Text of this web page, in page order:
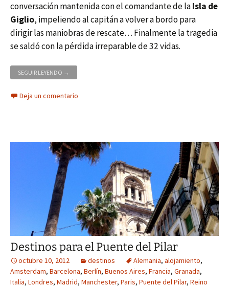
conversación mantenida con el comandante de laIsla de
Giglio, impeliendo al capitán a volver a bordo para
dirigir las maniobras de rescate… Finalmente la tragedia
se saldó con la pérdida irreparable de 32 vidas.
SEGUIR LEYENDO ASÍ ERA EL CRUCERO COSTA CONCORDIA
→
Deja un comentario
Destinos para el Puente del Pilar
octubre 10, 2012 destinos Alemania, alojamiento,
Amsterdam, Barcelona, Berlín, Buenos Aires, Francia, Granada,
Italia, Londres, Madrid, Manchester, Paris, Puente del Pilar, Reino